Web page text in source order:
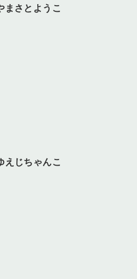
まさとようこ
えじちゃんこ